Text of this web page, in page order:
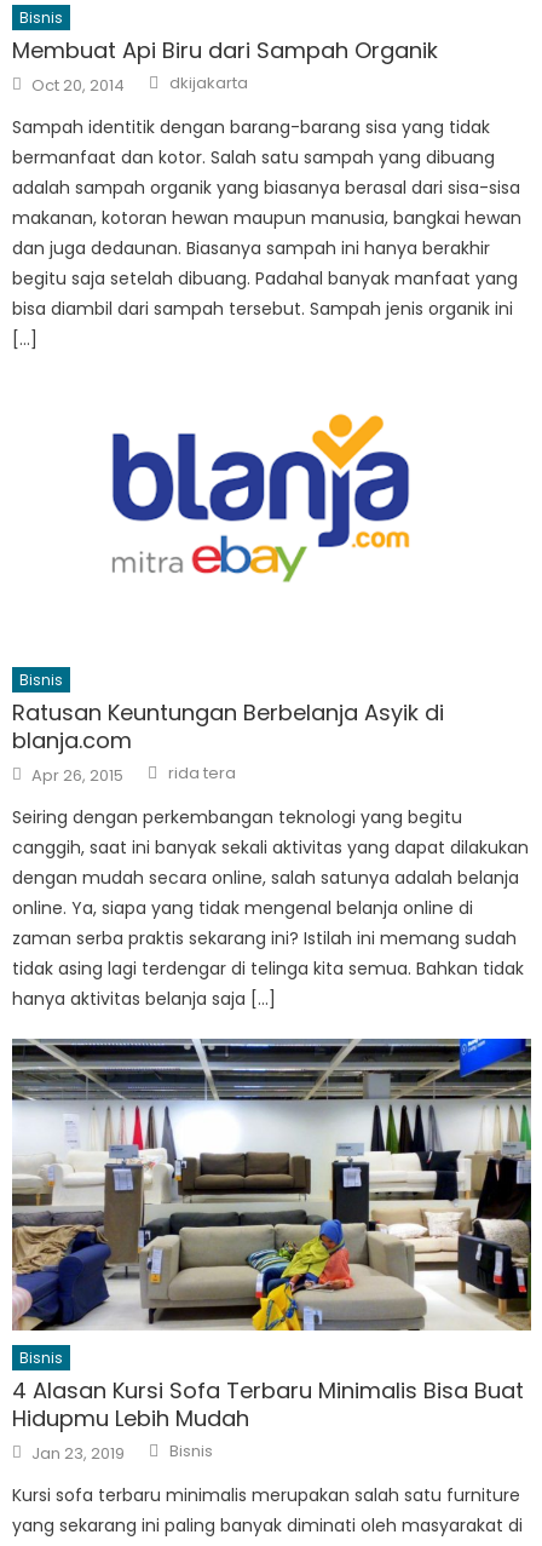
Bisnis
Membuat Api Biru dari Sampah Organik
Posted
on
Oct 20, 2014 Author
dkijakarta
Sampah identitik dengan barang-barang sisa yang tidak
bermanfaat dan kotor. Salah satu sampah yang dibuang
adalah sampah organik yang biasanya berasal dari sisa-sisa
makanan, kotoran hewan maupun manusia, bangkai hewan
dan juga dedaunan. Biasanya sampah ini hanya berakhir
begitu saja setelah dibuang. Padahal banyak manfaat yang
bisa diambil dari sampah tersebut. Sampah jenis organik ini
[…]
Bisnis
Ratusan Keuntungan Berbelanja Asyik di
blanja.com
Posted
on
Apr 26, 2015 Author
rida tera
Seiring dengan perkembangan teknologi yang begitu
canggih, saat ini banyak sekali aktivitas yang dapat dilakukan
dengan mudah secara online, salah satunya adalah belanja
online. Ya, siapa yang tidak mengenal belanja online di
zaman serba praktis sekarang ini? Istilah ini memang sudah
tidak asing lagi terdengar di telinga kita semua. Bahkan tidak
hanya aktivitas belanja saja […]
Bisnis
4 Alasan Kursi Sofa Terbaru Minimalis Bisa Buat
Hidupmu Lebih Mudah
Posted
on
Jan 23, 2019 Author
Bisnis
Kursi sofa terbaru minimalis merupakan salah satu furniture
yang sekarang ini paling banyak diminati oleh masyarakat di